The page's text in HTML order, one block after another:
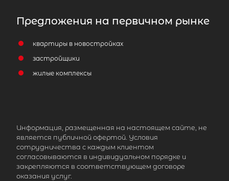
Предложения на первичном рынке
квартиры в новостройках
застройщики
жилые комплексы
Информация, размещенная на настоящем сайте, не
является публичной офертой. Условия
сотрудничества с каждым клиентом
согласовываются в индивидуальном порядке и
закрепляются в соответствующем договоре
оказания услуг.